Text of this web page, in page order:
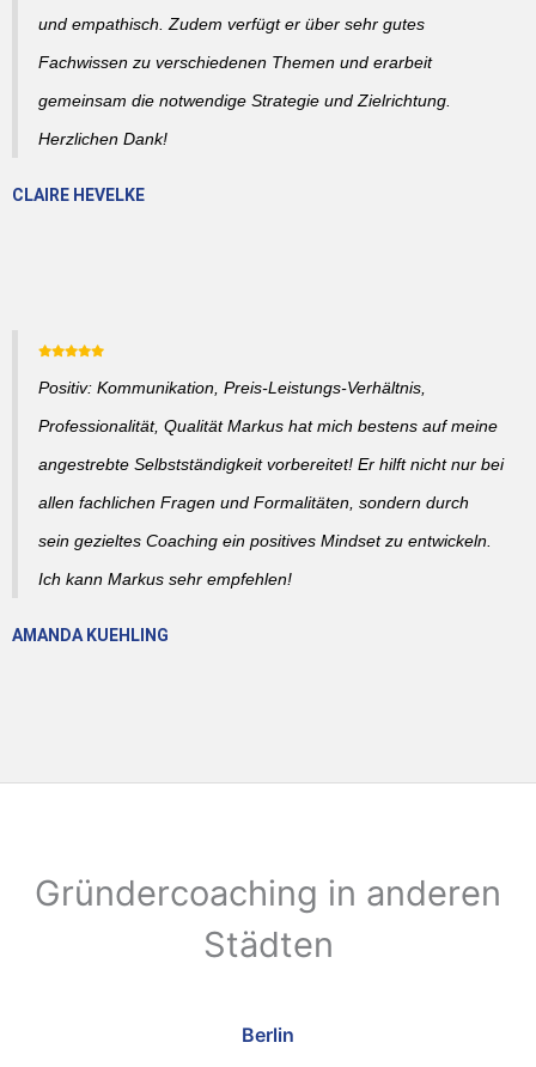
und empathisch. Zudem verfügt er über sehr gutes
Fachwissen zu verschiedenen Themen und erarbeit
gemeinsam die notwendige Strategie und Zielrichtung.
Herzlichen Dank!
CLAIRE HEVELKE
Positiv: Kommunikation, Preis-Leistungs-Verhältnis,
Professionalität, Qualität Markus hat mich bestens auf meine
angestrebte Selbstständigkeit vorbereitet! Er hilft nicht nur bei
allen fachlichen Fragen und Formalitäten, sondern durch
sein gezieltes Coaching ein positives Mindset zu entwickeln.
Ich kann Markus sehr empfehlen!
AMANDA KUEHLING
Gründercoaching in anderen
Städten
Berlin